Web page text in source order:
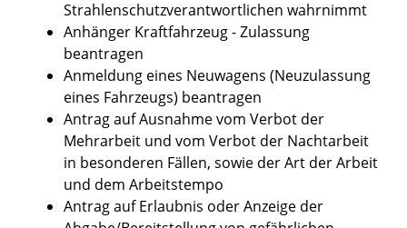
Strahlenschutzverantwortlichen wahrnimmt
Anhänger Kraftfahrzeug - Zulassung
beantragen
Anmeldung eines Neuwagens (Neuzulassung
eines Fahrzeugs) beantragen
Antrag auf Ausnahme vom Verbot der
Mehrarbeit und vom Verbot der Nachtarbeit
in besonderen Fällen, sowie der Art der Arbeit
und dem Arbeitstempo
Antrag auf Erlaubnis oder Anzeige der